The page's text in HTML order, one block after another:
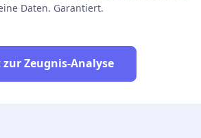
Daten. Garantiert.
zur Zeugnis-Analyse